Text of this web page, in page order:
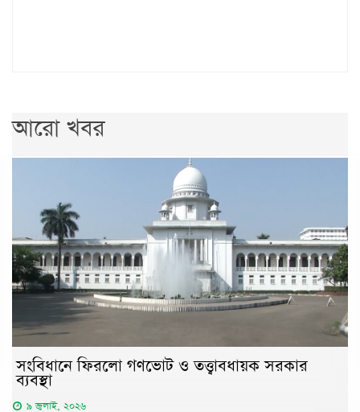
আরো খবর
সংবিধানে ফিরলো গণভোট ও তত্ত্বাবধায়ক সরকার
ব্যবস্থা
৯ জুলাই, ২০২৬